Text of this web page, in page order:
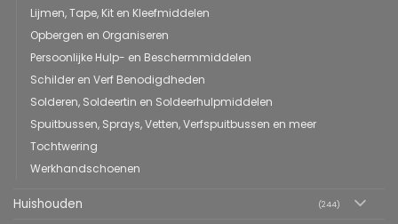
Lijmen, Tape, Kit en Kleefmiddelen
Opbergen en Organiseren
Persoonlijke Hulp- en Beschermmiddelen
Schilder en Verf Benodigdheden
Solderen, Soldeertin en Soldeerhulpmiddelen
Spuitbussen, Sprays, Vetten, Verfspuitbussen en meer
Tochtwering
Werkhandschoenen
Huishouden (244)